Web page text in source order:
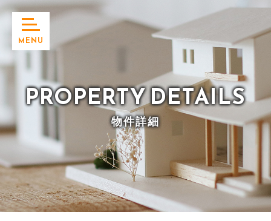
PROPERTYDETAILS
物件詳細
MENU